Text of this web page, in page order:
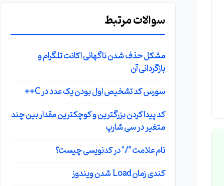
سوالات مرتبط
مشکل حذف شدن ناگهانی اکانت تلگرام و
بازگردانی آن
سورس کد تشخیص اول بودن یک عدد در C++
کد پیدا کردن بزرگترین و کوچکترین مقدار بین چند
متغیر در سی شارپ
نام علامت "/" در کدنویسی چیست؟
کندی زمان Load شدن ویندوز